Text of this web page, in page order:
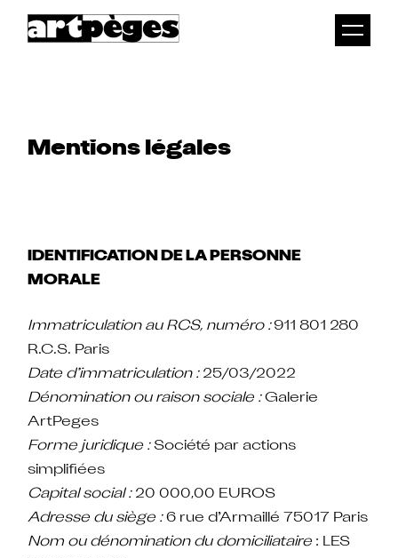
Mentions légales
IDENTIFICATION DE LA PERSONNE
MORALE
Immatriculation au RCS, numéro : 911 801 280
R.C.S. Paris
Date d’immatriculation :25/03/2022
Dénomination ou raison sociale :Galerie
ArtPeges
Forme juridique :Société par actions
simplifiées
Capital social :20 000,00 EUROS
Adresse du siège :6 rue d’Armaillé 75017 Paris
Nom ou dénomination du domiciliataire : LES